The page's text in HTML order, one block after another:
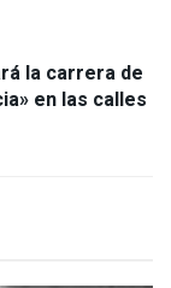
la carrera de
en las calles